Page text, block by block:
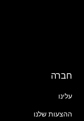
חברה
עלינו
ההצעות שלנו